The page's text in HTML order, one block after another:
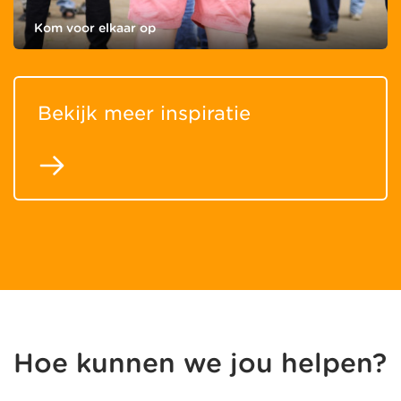
Kom voor elkaar op
Bekijk meer inspiratie
Hoe kunnen we jou helpen?